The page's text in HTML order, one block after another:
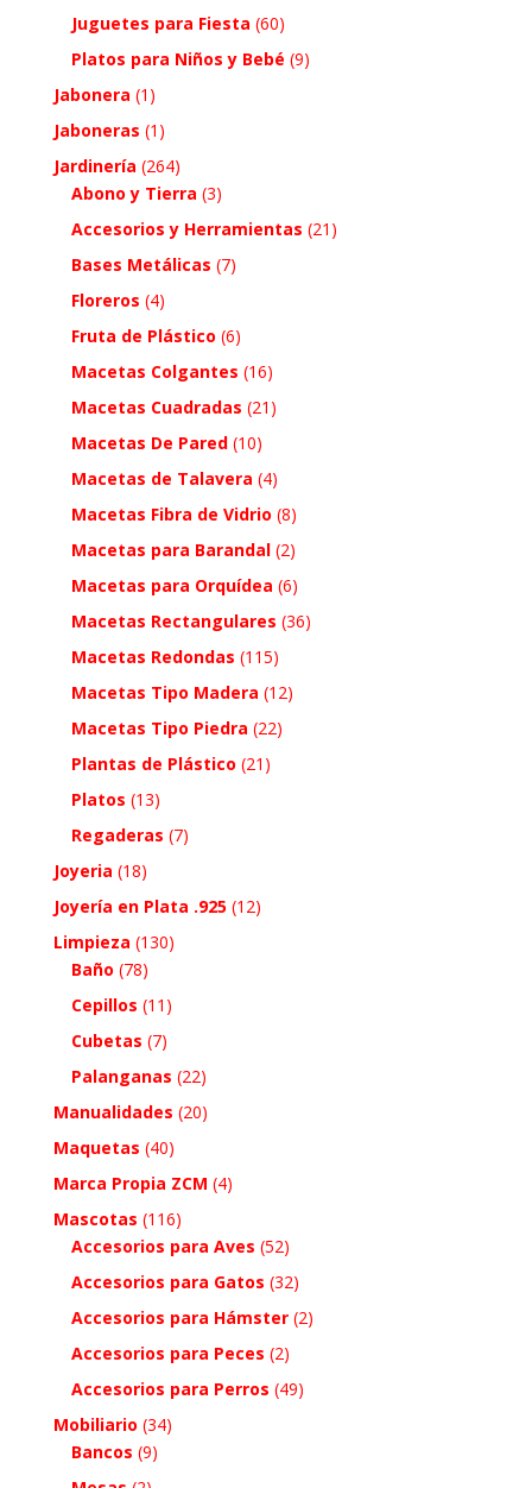
Juguetes para Fiesta (60)
Platos para Niños y Bebé (9)
Jabonera (1)
Jaboneras (1)
Jardinería (264)
Abono y Tierra (3)
Accesorios y Herramientas (21)
Bases Metálicas (7)
Floreros (4)
Fruta de Plástico (6)
Macetas Colgantes (16)
Macetas Cuadradas (21)
Macetas De Pared (10)
Macetas de Talavera (4)
Macetas Fibra de Vidrio (8)
Macetas para Barandal (2)
Macetas para Orquídea (6)
Macetas Rectangulares (36)
Macetas Redondas (115)
Macetas Tipo Madera (12)
Macetas Tipo Piedra (22)
Plantas de Plástico (21)
Platos (13)
Regaderas (7)
Joyeria (18)
Joyería en Plata .925 (12)
Limpieza (130)
Baño (78)
Cepillos (11)
Cubetas (7)
Palanganas (22)
Manualidades (20)
Maquetas (40)
Marca Propia ZCM (4)
Mascotas (116)
Accesorios para Aves (52)
Accesorios para Gatos (32)
Accesorios para Hámster (2)
Accesorios para Peces (2)
Accesorios para Perros (49)
Mobiliario (34)
Bancos (9)